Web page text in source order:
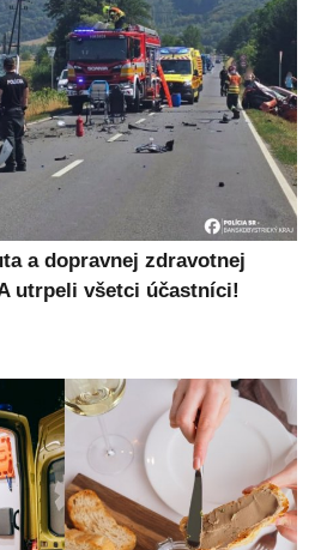
a dopravnej zdravotnej
utrpeli všetci účastníci!